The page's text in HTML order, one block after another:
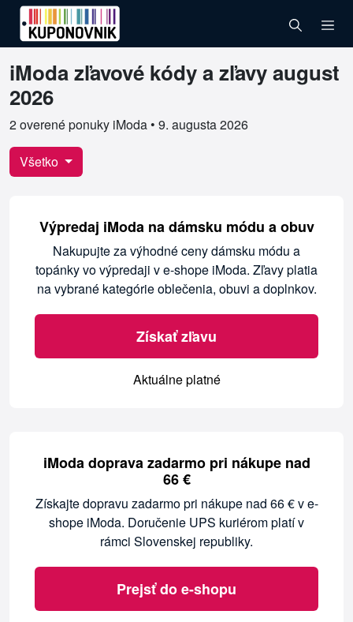
iModa zľavové kódy a zľavy august
2026
2 overené ponuky iModa • 9. augusta 2026
Overené kupóny pre iModa
Všetko
Výpredaj iModa na dámsku módu a obuv
Nakupujte za výhodné ceny dámsku módu a
topánky vo výpredaji v e-shope iModa. Zľavy platia
na vybrané kategórie oblečenia, obuvi a doplnkov.
Získať zľavu
Aktuálne platné
iModa doprava zadarmo pri nákupe nad
66 €
Získajte dopravu zadarmo pri nákupe nad 66 € v e-
shope iModa. Doručenie UPS kuriérom platí v
rámci Slovenskej republiky.
Prejsť do e-shopu